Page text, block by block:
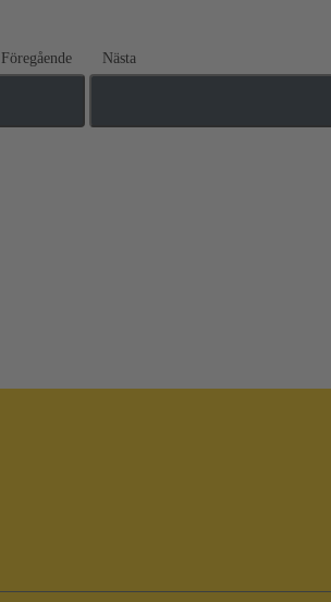
Föregående Nästa